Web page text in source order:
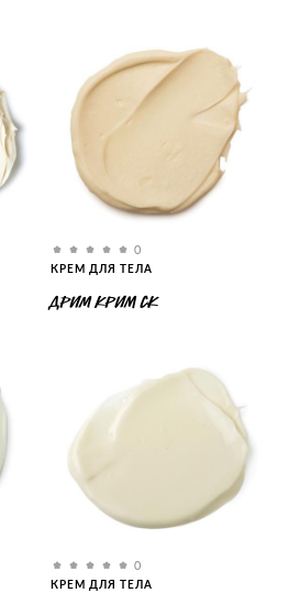
0
КРЕМ ДЛЯ ТЕЛА
ДРИМ КРИМ СК
0
КРЕМ ДЛЯ ТЕЛА